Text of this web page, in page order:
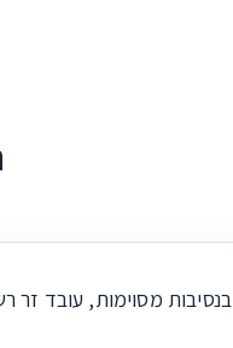
בנסיבות מסוימות, עובד